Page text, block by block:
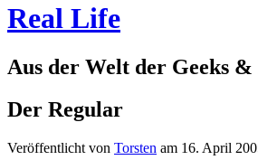
Real Life
Aus der Welt der Geeks &
Der Regular
Veröffentlicht von Torsten am 16. April